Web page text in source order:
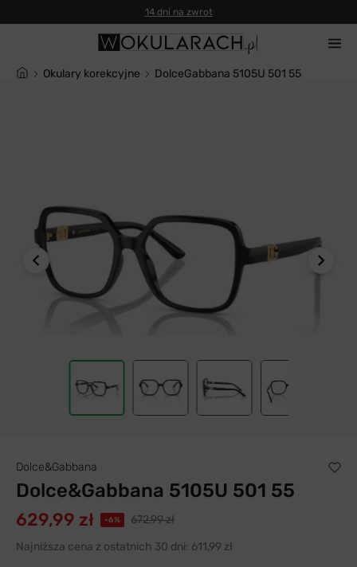
14 dni na zwrot
Okulary korekcyjne DolceGabbana 5105U 501 55
Dolce&Gabbana
Dolce&Gabbana 5105U 501 55
629,99 zł -6%
672,99 zł
Najniższa cena z ostatnich 30 dni: 611,99 zł